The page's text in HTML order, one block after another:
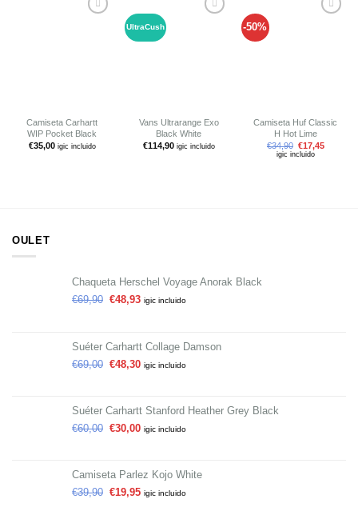
Camiseta Carhartt
WIP Pocket Black
€35,00 igic incluido
UltraCush
Vans Ultrarange Exo
Black White
€114,90 igic incluido
-50%
Camiseta Huf Classic
H Hot Lime
€34,90 €17,45
igic incluido
OULET
Chaqueta Herschel Voyage Anorak Black
€69,90 €48,93 igic incluido
Suéter Carhartt Collage Damson
€69,00 €48,30 igic incluido
Suéter Carhartt Stanford Heather Grey Black
€60,00 €30,00 igic incluido
Camiseta Parlez Kojo White
€39,90 €19,95 igic incluido